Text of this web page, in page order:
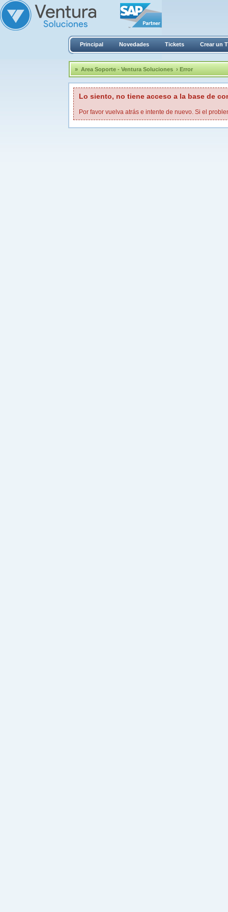
Principal Novedades Tickets Crear un
» Area Soporte - Ventura Soluciones › Error
Lo siento, no tiene acceso a la base de
Por favor vuelva atrás e intente de nuevo. Si el